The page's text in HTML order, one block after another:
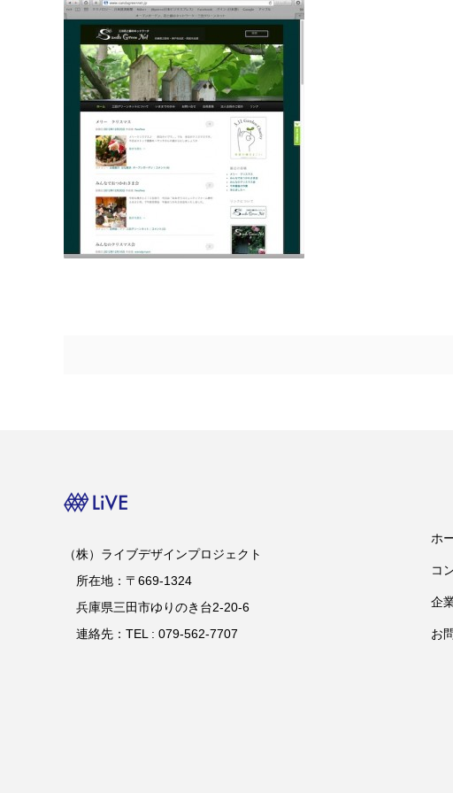
（株）ライブデザインプロジェクト
所在地：〒669-1324
兵庫県三田市ゆりのき台2-20-6
連絡先：TEL : 079-562-7707
ホ
コ
企
お